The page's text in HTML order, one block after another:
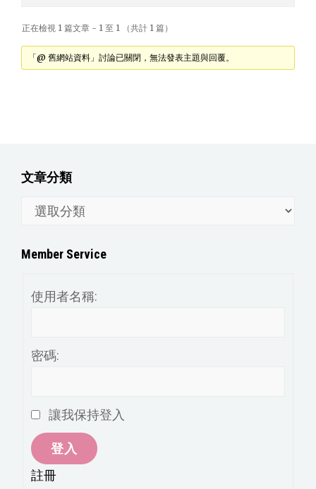
正在檢視 1 篇文章 - 1 至 1 （共計 1 篇）
「@ 舊網站資料」討論已關閉，無法發表主題與回覆。
文章分類
分
Member Service
使用者名稱:
密碼:
讓我保持登入
登入
註冊